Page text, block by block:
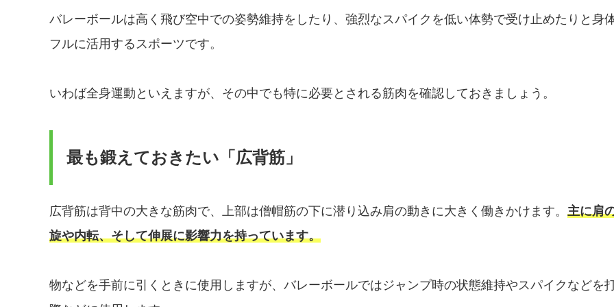
バレーボールは高く飛び空中での姿勢維持をしたり、強烈なスパイクを低い体勢で受け止めたりと身
フルに活用するスポーツです。
いわば全身運動といえますが、その中でも特に必要とされる筋肉を確認しておきましょう。
最も鍛えておきたい「広背筋」
広背筋は背中の大きな筋肉で、上部は僧帽筋の下に潜り込み肩の動きに大きく働きかけます。 主に肩
旋や内転、そして伸展に影響力を持っています。
物などを手前に引くときに使用しますが、バレーボールではジャンプ時の状態維持やスパイクなどを